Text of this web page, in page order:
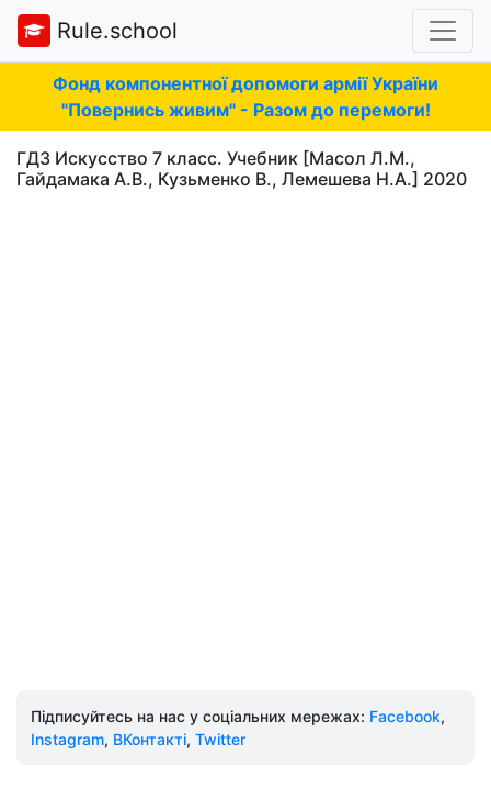
Rule.school
Фонд компонентної допомоги армії України
"Повернись живим" - Разом до перемоги!
ГДЗ Искусство 7 класс. Учебник [Масол Л.М.,
Гайдамака А.В., Кузьменко В., Лемешева Н.А.] 2020
Підписуйтесь на нас у соціальних мережах: Facebook,
Instagram, ВКонтакті, Twitter